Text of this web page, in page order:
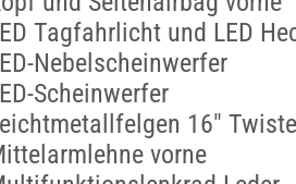
Tagfahrlicht und LED
Nebelscheinwerfer
Scheinwerfer
16"
vorne